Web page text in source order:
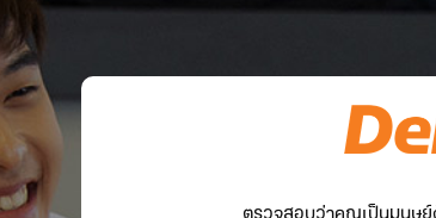
ตรวจสอบว่าคุณเป็นมนุษย์